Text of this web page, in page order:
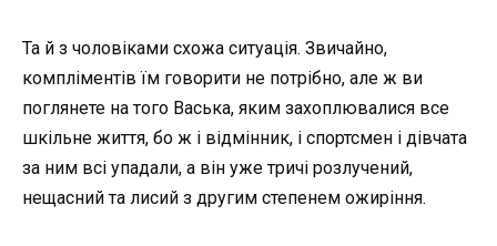
Та й з чоловіками схожа ситуація. Звичайно,
компліментів їм говорити не потрібно, але ж ви
поглянете на того Васька, яким захоплювалися все
шкільне життя, бо ж і відмінник, і спортсмен і дівчата
за ним всі упадали, а він уже тричі розлучений,
нещасний та лисий з другим степенем ожиріння.